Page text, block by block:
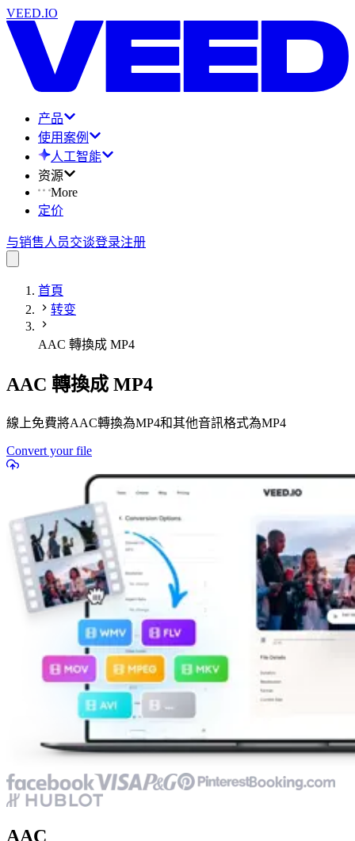
VEED.IO
产品
使用案例
人工智能
资源
More
定价
与销售人员交谈登录注册
首頁
转变
AAC 轉換成 MP4
AAC 轉換成 MP4
線上免費將AAC轉換為MP4和其他音訊格式為MP4
Convert your file
AAC